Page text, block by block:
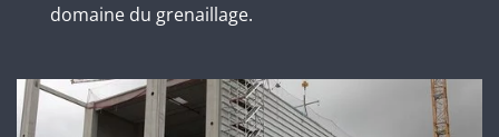
domaine du grenaillage.